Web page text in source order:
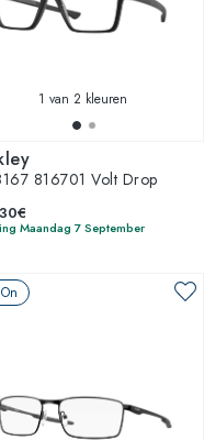
1 van 2 kleuren
816701 Volt Drop
Maandag 7 September